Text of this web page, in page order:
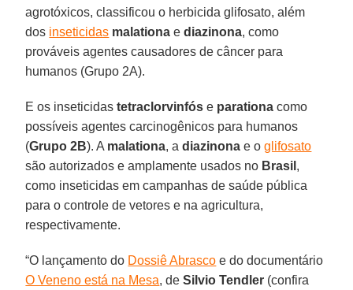
agrotóxicos, classificou o herbicida glifosato, além
dos inseticidas malationa ediazinona, como
prováveis agentes causadores de câncer para
humanos (Grupo 2A).
E os inseticidastetraclorvinfós e parationa como
possíveis agentes carcinogênicos para humanos
(Grupo 2B). A malationa, adiazinona e oglifosato
são autorizados e amplamente usados no Brasil ,
como inseticidas em campanhas de saúde pública
para o controle de vetores e na agricultura,
respectivamente.
“O lançamento do Dossiê Abrasco e do documentário
O Veneno está na Mesa, deSilvio Tendler (confira